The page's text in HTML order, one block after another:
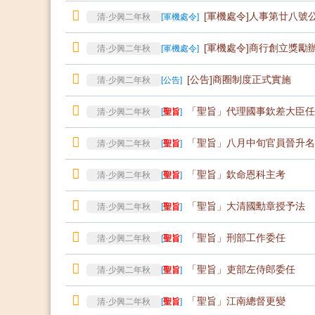
清·少興二年秋 [軍機處令] [軍機處令]人事第廿八號
清·少興二年秋 [軍機處令] [軍機處令]商行創立獎勵
清·少興二年秋 [公告] [公告]商圈制度正式實施
清·少興二年秋 [聖旨] 「聖旨」代理國事欽差大臣
清·少興二年秋 [聖旨] 「聖旨」八月中旬官員晉升
清·少興二年秋 [聖旨] 「聖旨」欽命恩科主考
清·少興二年秋 [聖旨] 「聖旨」大清國勳章授予法
清·少興二年秋 [聖旨] 「聖旨」刑部工作委任
清·少興二年秋 [聖旨] 「聖旨」吏部左侍郎委任
清·少興二年秋 [聖旨] 「聖旨」江南總督更變